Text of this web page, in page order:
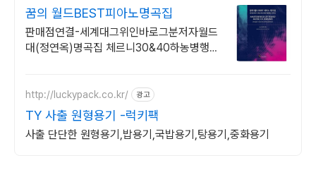
꿈의 월드BEST피아노명곡집
판매점연결-세계대그위인바로그분저자월드
대(정연옥)명곡집 체르니30&40하농병행악
http://luckypack.co.kr/ 광고
TY 사출 원형용기 -럭키팩
사출 단단한 원형용기,밥용기,국밥용기,탕용기,중화용기